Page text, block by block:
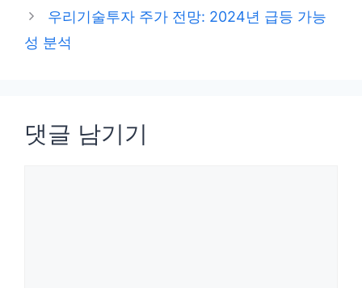
리
우리기술투자 주가 전망: 2024년 급등 가능
성 분석
댓글 남기기